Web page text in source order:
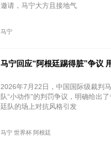
邀请，马宁大方且接地气
马宁
马宁回应“阿根廷踢得脏”争议
2026年7月22日，中国国际级裁判
队“小动作”的判罚争议，明确给出
廷队的场上对抗风格引发
马宁 世界杯 阿根廷